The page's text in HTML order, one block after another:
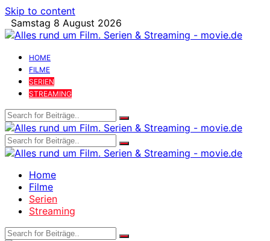
Skip to content
Samstag 8 August 2026
HOME
FILME
SERIEN
STREAMING
Home
Filme
Serien
Streaming